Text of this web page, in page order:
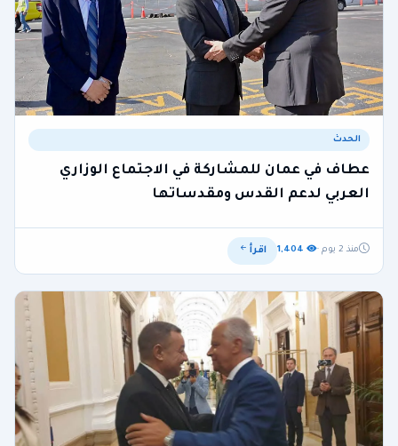
الحدث
عطاف في عمان للمشاركة في الاجتماع الوزاري
العربي لدعم القدس ومقدساتها
منذ 2 يوم · اقرأ